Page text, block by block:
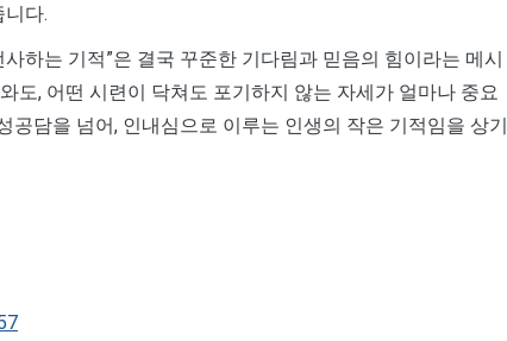
다.
하는 기적”은 결국 꾸준한 기다림과 믿음의 힘이라는 메시
도, 어떤 시련이 닥쳐도 포기하지 않는 자세가 얼마나 중요
담을 넘어, 인내심으로 이루는 인생의 작은 기적임을 상기